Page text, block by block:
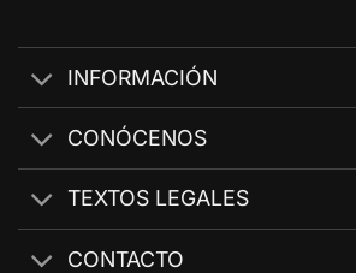
INFORMACIÓN
CONÓCENOS
TEXTOS LEGALES
CONTACTO